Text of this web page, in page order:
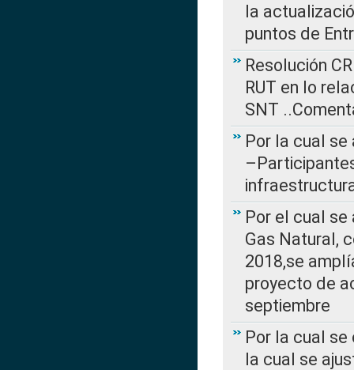
la
puntos de
Resolución
RUT en lo
SNT
Por la cual se
Por el cual
Gas Natural,
2018,se
proyecto de
septiembre
Por la cual se
la cual se